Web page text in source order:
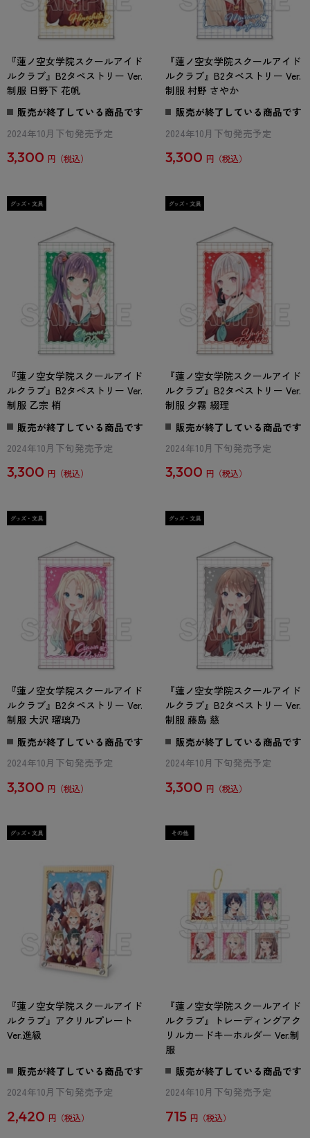
『蓮ノ空女学院スクールアイド
ルクラブ』B2タペストリー Ver.
制服 日野下 花帆
販売が終了している商品です
2024年10月下旬発売予定
3,300 円
『蓮ノ空女学院スクールアイド
ルクラブ』B2タペストリー Ver.
制服 村野 さやか
販売が終了している商品です
2024年10月下旬発売予定
3,300 円
『蓮ノ空女学院スクールアイド
ルクラブ』B2タペストリー Ver.
制服 乙宗 梢
販売が終了している商品です
2024年10月下旬発売予定
3,300 円
『蓮ノ空女学院スクールアイド
ルクラブ』B2タペストリー Ver.
制服 夕霧 綴理
販売が終了している商品です
2024年10月下旬発売予定
3,300 円
『蓮ノ空女学院スクールアイド
ルクラブ』B2タペストリー Ver.
制服 大沢 瑠璃乃
販売が終了している商品です
2024年10月下旬発売予定
3,300 円
『蓮ノ空女学院スクールアイド
ルクラブ』B2タペストリー Ver.
制服 藤島 慈
販売が終了している商品です
2024年10月下旬発売予定
3,300 円
『蓮ノ空女学院スクールアイド
ルクラブ』アクリルプレート
Ver.進級
販売が終了している商品です
2024年10月下旬発売予定
2,420 円
『蓮ノ空女学院スクールアイド
ルクラブ』トレーディングアク
リルカードキーホルダー Ver.制
服
販売が終了している商品です
2024年10月下旬発売予定
715 円